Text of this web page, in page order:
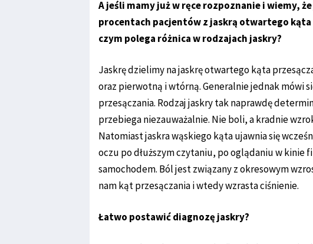
A jeśli mamy już w ręce rozpoznanie i wiemy,
procentach pacjentów z jaskrą otwartego kąta
czym polega różnica w rodzajach jaskry?
Jaskrę dzielimy na jaskrę otwartego kąta
oraz pierwotną i wtórną. Generalnie jednak mówi
przesączania. Rodzaj jaskry tak naprawdę
przebiega niezauważalnie. Nie boli, a kradnie
Natomiast jaskra wąskiego kąta ujawnia się
oczu po dłuższym czytaniu, po oglądaniu w kinie
samochodem. Ból jest związany z okresowym
nam kąt przesączania i wtedy wzrasta ciśnienie.
Łatwo postawić diagnozę jaskry?